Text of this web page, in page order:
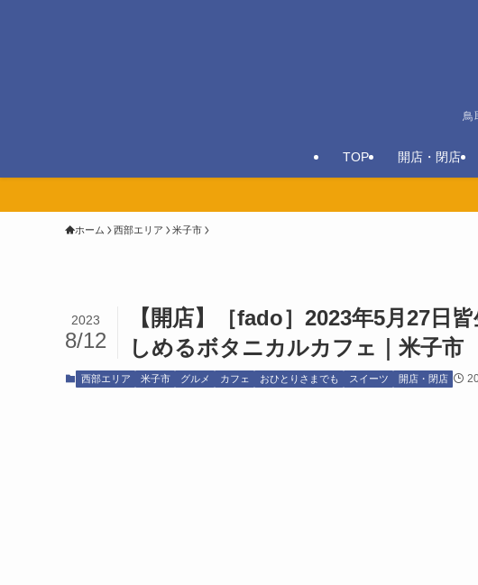
鳥
TOP 開店・閉店
ホーム 西部エリア 米子市
【開店】［fado］2023年5月27日
しめるボタニカルカフェ｜米子市
2023
8/12
西部エリア 米子市 グルメ カフェ おひとりさまでも スイーツ 開店・閉店